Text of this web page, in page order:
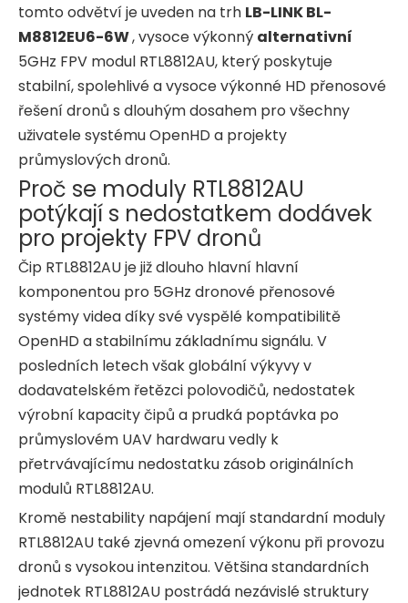
tomto odvětví je uveden na trh LB-LINK BL-
M8812EU6-6W, vysoce výkonný alternativní
5GHz FPV modul RTL8812AU, který poskytuje
stabilní, spolehlivé a vysoce výkonné HD přenosové
řešení dronů s dlouhým dosahem pro všechny
uživatele systému OpenHD a projekty
průmyslových dronů.
Proč se moduly RTL8812AU
potýkají s nedostatkem dodávek
pro projekty FPV dronů
Čip RTL8812AU je již dlouho hlavní hlavní
komponentou pro 5GHz dronové přenosové
systémy videa díky své vyspělé kompatibilitě
OpenHD a stabilnímu základnímu signálu. V
posledních letech však globální výkyvy v
dodavatelském řetězci polovodičů, nedostatek
výrobní kapacity čipů a prudká poptávka po
průmyslovém UAV hardwaru vedly k
přetrvávajícímu nedostatku zásob originálních
modulů RTL8812AU.
Kromě nestability napájení mají standardní moduly
RTL8812AU také zjevná omezení výkonu při provozu
dronů s vysokou intenzitou. Většina standardních
jednotek RTL8812AU postrádá nezávislé struktury